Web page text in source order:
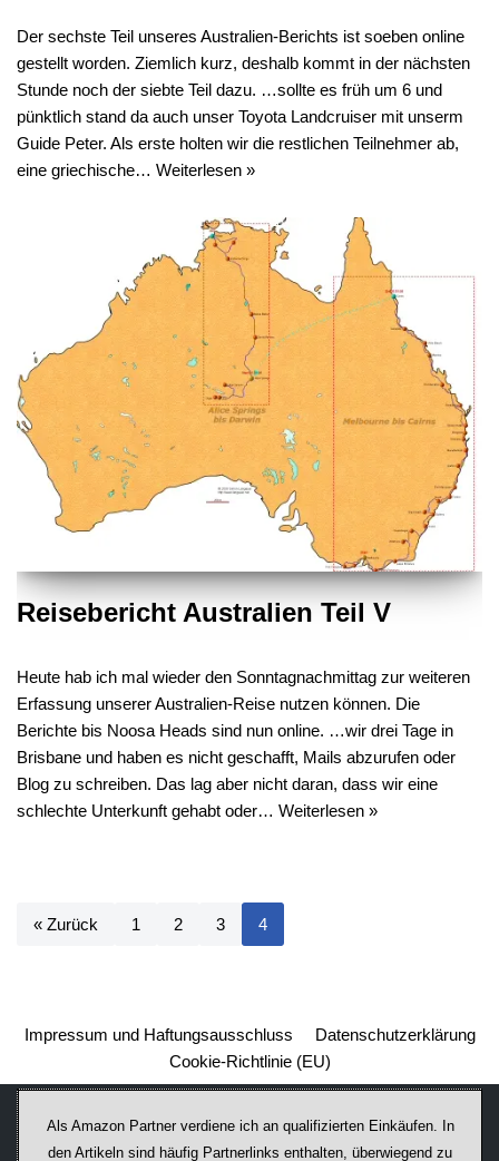
Der sechste Teil unseres Australien-Berichts ist soeben online
gestellt worden. Ziemlich kurz, deshalb kommt in der nächsten
Stunde noch der siebte Teil dazu. …sollte es früh um 6 und
pünktlich stand da auch unser Toyota Landcruiser mit unserm
Guide Peter. Als erste holten wir die restlichen Teilnehmer ab,
eine griechische… Weiterlesen »
Reisebericht Australien Teil V
Heute hab ich mal wieder den Sonntagnachmittag zur weiteren
Erfassung unserer Australien-Reise nutzen können. Die
Berichte bis Noosa Heads sind nun online. …wir drei Tage in
Brisbane und haben es nicht geschafft, Mails abzurufen oder
Blog zu schreiben. Das lag aber nicht daran, dass wir eine
schlechte Unterkunft gehabt oder… Weiterlesen »
« Zurück 1 2 3 4
Impressum und Haftungsausschluss
Datenschutzerklärung
Cookie-Richtlinie (EU)
Als Amazon Partner verdiene ich an qualifizierten Einkäufen. In
den Artikeln sind häufig Partnerlinks enthalten, überwiegend zu